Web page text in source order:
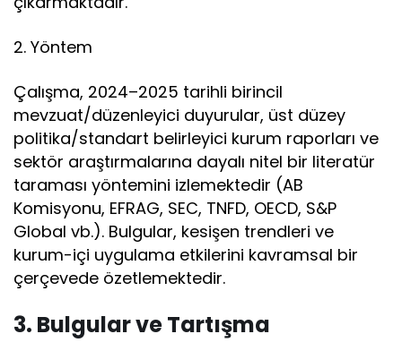
2. Yöntem
Çalışma, 2024–2025 tarihli birincil
mevzuat/düzenleyici duyurular, üst düzey
politika/standart belirleyici kurum raporları ve
sektör araştırmalarına dayalı nitel bir literatür
taraması yöntemini izlemektedir (AB
Komisyonu, EFRAG, SEC, TNFD, OECD, S&P
Global vb.). Bulgular, kesişen trendleri ve
kurum-içi uygulama etkilerini kavramsal bir
çerçevede özetlemektedir.
3. Bulgular ve Tartışma